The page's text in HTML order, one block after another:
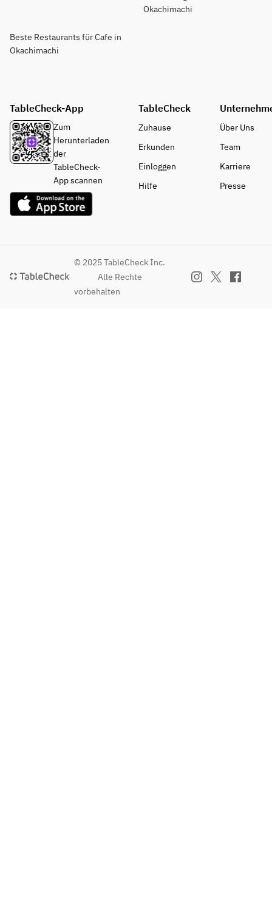
Okachimachi
Beste Restaurants für Cafe in
Okachimachi
TableCheck-App
Zum
Herunterladen
der
TableCheck-
App scannen
TableCheck
Zuhause
Erkunden
Einloggen
Hilfe
Über Uns
Team
Karriere
Presse
© 2025 TableCheck Inc.
Alle Rechte
vorbehalten